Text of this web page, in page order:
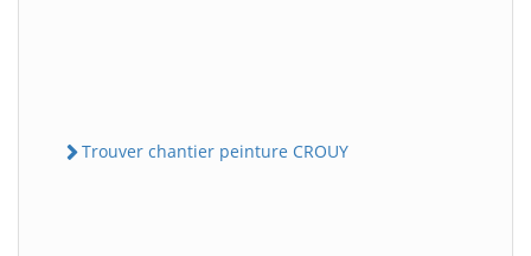
Trouver chantier peinture CROUY